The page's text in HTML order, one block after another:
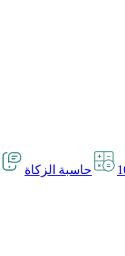
حاسبة الزكاة